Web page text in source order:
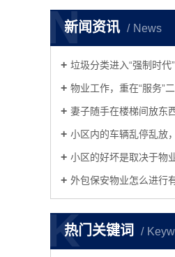
新闻资讯 News
N
垃圾分类进入“强制时代
物业工作，重在“服务”
妻子随手在楼梯间放东
小区内的车辆乱停乱放，物
小区的好坏是取决于物
外包保安物业怎么进行
热门关键词
K